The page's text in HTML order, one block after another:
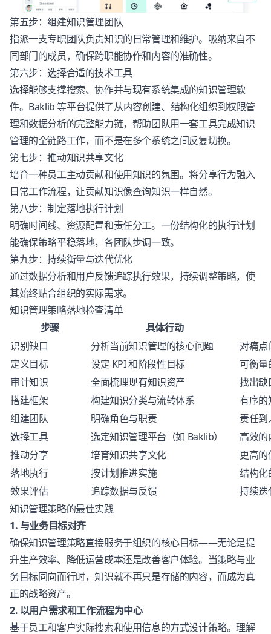
第五步：组建知识管理团队
指派一支专职团队负责知识的日常管理和维护。吸纳来自不
同部门的成员，确保跨职能协作和内容的准确性。
第六步：选择合适的技术工具
选择能够支撑搜索、协作并与现有系统集成的知识管理软
件。Baklib 等平台提供了从内容创建、结构化组织到权限管
理和数据分析的完整能力链，帮助团队用一套工具完成知识
管理的全链路工作，而不是在多个系统之间反复切换。
第七步：推动知识共享文化
培育一种员工主动贡献和使用知识的氛围。将分享行为融入
日常工作流程，让贡献知识像查询知识一样自然。
第八步：制定落地执行计划
明确时间线、资源配置和责任分工。一份结构化的执行计划
能确保策略平稳落地，各团队步调一致。
第九步：持续衡量与迭代优化
通过数据分析和用户反馈追踪执行效果，持续调整策略，使
其始终贴合组织的实际需求。
知识管理策略落地检查清单
步骤
具体行动
识别缺口
分析当前知识管理的核心问题
对痛点
定义目标
设定 KPI 和阶段性目标
可衡量
审计知识
全面梳理现有知识资产
找出缺
搭建框架
构建知识分类与流转体系
有序的
组建团队
明确角色与职责
责任到
选择工具
选定知识管理平台（如 Baklib）
高效的
推动分享
培育知识共享文化
更高
落地执行
按计划推进实施
结构化
效果评估
追踪数据与反馈
持续迭
知识管理策略的最佳实践
1. 与业务目标对齐
确保知识管理策略直接服务于组织的核心目标——无论是提
升生产效率、降低运营成本还是改善客户体验。当策略与业
务目标同向而行时，知识就不再只是存储的内容，而成为真
正的战略资产。
2. 以用户需求和工作流程为中心
基于员工和客户实际搜索和使用信息的方式设计策略。理解